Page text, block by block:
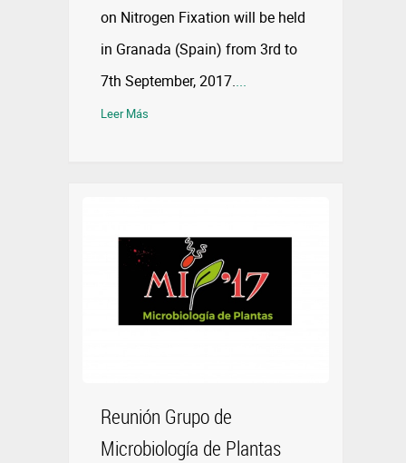
on Nitrogen Fixation will be held
in Granada (Spain) from 3rd to
7th September, 2017....
Leer Más
Reunión Grupo de
Microbiología de Plantas